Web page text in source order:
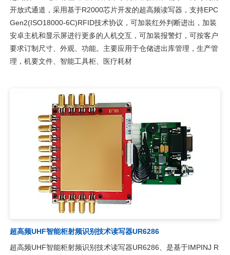
开放式通道，采用基于R2000芯片开发的超高频读写器，支持EPC
Gen2(ISO18000-6C)RFID技术协议，可加装红外判断进出，加装
安卓主机和显示屏进行更多的人机交互，可加装报警灯，可按客户
要求订制尺寸、外观、功能。主要应用于仓储进出库管理，生产管
理，机要文件、智能工具柜、医疗耗材
超高频UHF智能柜射频识别技术读写器UR6286
超高频UHF智能柜射频识别技术读写器UR6286、是基于IMPINJ R